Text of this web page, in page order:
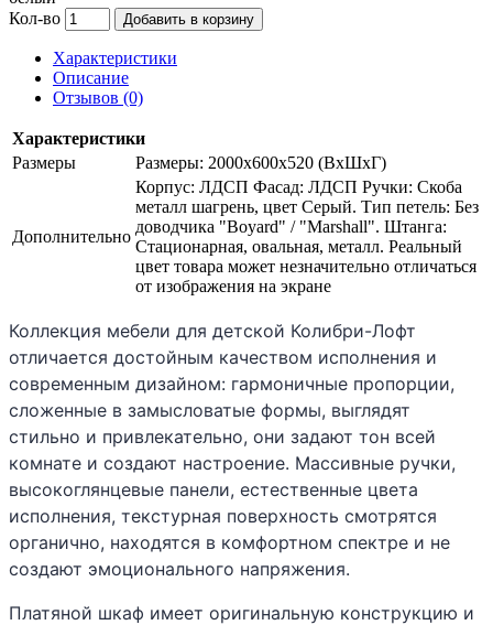
Кол-во
Добавить в корзину
Характеристики
Описание
Отзывов (0)
Характеристики
Размеры
Размеры: 2000х600х520 (ВхШхГ)
Дополнительно
Корпус: ЛДСП Фасад: ЛДСП Ручки: Скоба
металл шагрень, цвет Серый. Тип петель: Без
доводчика "Boyard" / "Marshall". Штанга:
Стационарная, овальная, металл. Реальный
цвет товара может незначительно отличаться
от изображения на экране
Коллекция мебели для детской Колибри-Лофт
отличается достойным качеством исполнения и
современным дизайном: гармоничные пропорции,
сложенные в замысловатые формы, выглядят
стильно и привлекательно, они задают тон всей
комнате и создают настроение. Массивные ручки,
высокоглянцевые панели, естественные цвета
исполнения, текстурная поверхность смотрятся
органично, находятся в комфортном спектре и не
создают эмоционального напряжения.
Платяной шкаф имеет оригинальную конструкцию и